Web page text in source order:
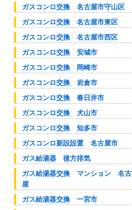
ガスコンロ交換 名古屋市守山区
ガスコンロ交換 名古屋市東区
ガスコンロ交換 名古屋市西区
ガスコンロ交換 安城市
ガスコンロ交換 岡崎市
ガスコンロ交換 岩倉市
ガスコンロ交換 春日井市
ガスコンロ交換 犬山市
ガスコンロ交換 知多市
ガスコンロ新設設置 名古屋市
ガス給湯器 後方排気
ガス給湯器交換 マンション 名古
屋
ガス給湯器交換 一宮市